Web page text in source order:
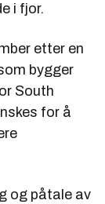
i fjor.
etter en
bygger
South
for å
og påtale av